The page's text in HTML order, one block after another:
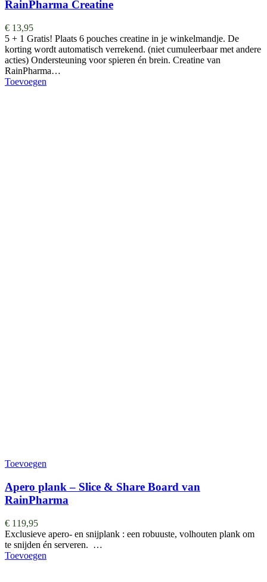
RainPharma Creatine
€ 13,95
5 + 1 Gratis! Plaats 6 pouches creatine in je winkelmandje. De
korting wordt automatisch verrekend. (niet cumuleerbaar met andere
acties) Ondersteuning voor spieren én brein. Creatine van
RainPharma…
Toevoegen
Toevoegen
Apero plank – Slice & Share Board van
RainPharma
€ 119,95
Exclusieve apero- en snijplank : een robuuste, volhouten plank om
te snijden én serveren. …
Toevoegen